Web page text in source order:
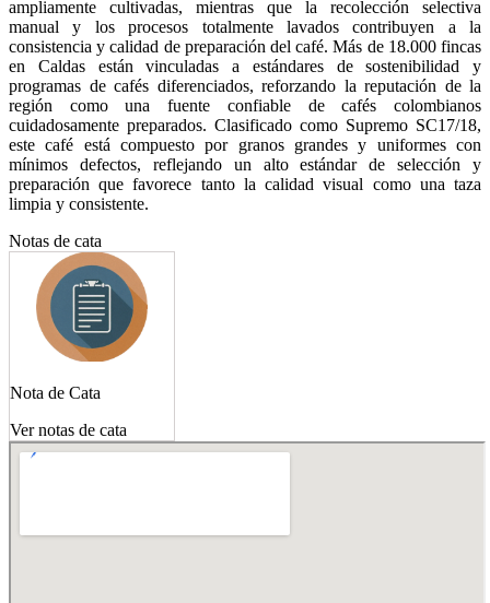
ampliamente cultivadas, mientras que la recolección selectiva
manual y los procesos totalmente lavados contribuyen a la
consistencia y calidad de preparación del café. Más de 18.000 fincas
en Caldas están vinculadas a estándares de sostenibilidad y
programas de cafés diferenciados, reforzando la reputación de la
región como una fuente confiable de cafés colombianos
cuidadosamente preparados. Clasificado como Supremo SC17/18,
este café está compuesto por granos grandes y uniformes con
mínimos defectos, reflejando un alto estándar de selección y
preparación que favorece tanto la calidad visual como una taza
limpia y consistente.
Notas de cata
Nota de Cata
Ver notas de cata